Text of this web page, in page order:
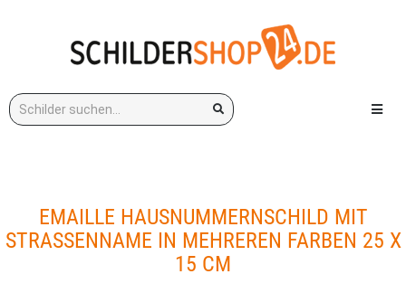
Stichwort: Menü
EMAILLE HAUSNUMMERNSCHILD MIT
STRASSENNAME IN MEHREREN FARBEN 25 X 1
5 CM